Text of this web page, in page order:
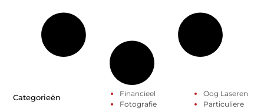
Categorieën
Financieel
Fotografie
Oog Laseren
Particuliere